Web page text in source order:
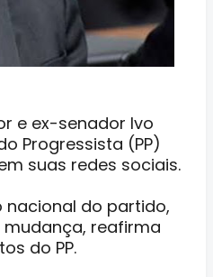
e ex-senador Ivo
Progressista (PP)
suas redes sociais.
do partido,
reafirma
do PP.